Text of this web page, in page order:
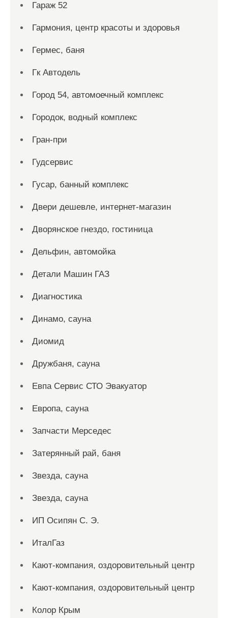
Гараж 52
Гармония, центр красоты и здоровья
Гермес, баня
Гк Автодель
Город 54, автомоечный комплекс
Городок, водный комплекс
Гран-при
Гудсервис
Гусар, банный комплекс
Двери дешевле, интернет-магазин
Дворянское гнездо, гостиница
Дельфин, автомойка
Детали Машин ГАЗ
Диагностика
Динамо, сауна
Диомид
Дружбаня, сауна
Евпа Сервис СТО Эвакуатор
Европа, сауна
Запчасти Мерседес
Затерянный рай, баня
Звезда, сауна
Звезда, сауна
ИП Осипян С. Э.
ИталГаз
Кают-компания, оздоровительный центр
Кают-компания, оздоровительный центр
Колор Крым